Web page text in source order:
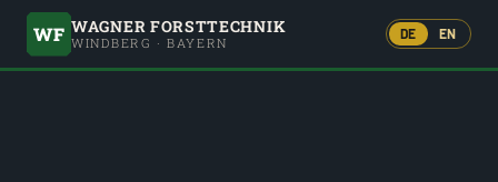
WF WAGNER FORSTTECHNIK
WINDBERG · BAYERN
DE EN